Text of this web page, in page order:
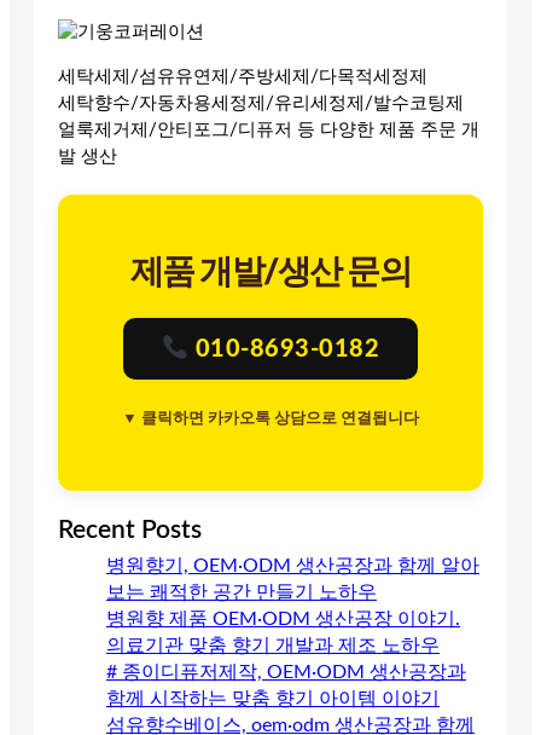
세탁세제/섬유유연제/주방세제/다목적세정제
세탁향수/자동차용세정제/유리세정제/발수코팅제
얼룩제거제/안티포그/디퓨저 등 다양한 제품 주문 개
발 생산
제품 개발/생산 문의
010-8693-0182
▼ 클릭하면 카카오톡 상담으로 연결됩니다
Recent Posts
병원향기, OEM·ODM 생산공장과 함께 알아
보는 쾌적한 공간 만들기 노하우
병원향 제품 OEM·ODM 생산공장 이야기.
의료기관 맞춤 향기 개발과 제조 노하우
# 종이디퓨저제작, OEM·ODM 생산공장과
함께 시작하는 맞춤 향기 아이템 이야기
섬유향수베이스, oem·odm 생산공장과 함께